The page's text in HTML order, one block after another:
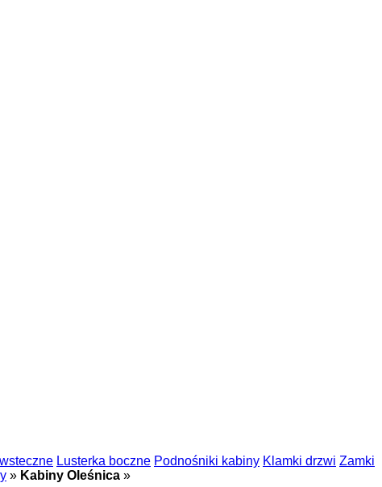
Lusterka boczne Podnośniki kabiny Klamki drzwi Zamki
» Kabiny Oleśnica »